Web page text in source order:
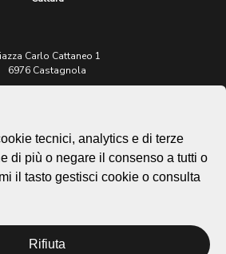
Carlo Cattaneo 1
6976 Castagnola
Per informazioni:
t. +41 58 866 68 50
Cookie policy
tecnici, analytics e di terze
di più o negare il consenso a tutti o
il tasto gestisci cookie o consulta
Rifiuta